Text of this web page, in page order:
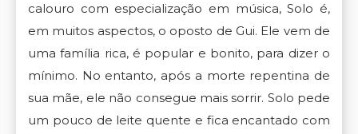
calouro com especialização em música, Solo é,
em muitos aspectos, o oposto de Gui. Ele vem de
uma família rica, é popular e bonito, para dizer o
mínimo. No entanto, após a morte repentina de
sua mãe, ele não consegue mais sorrir. Solo pede
um pouco de leite quente e fica encantado com